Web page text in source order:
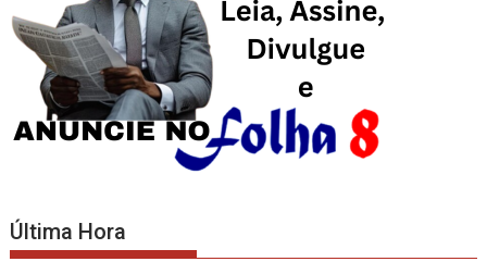
Última Hora